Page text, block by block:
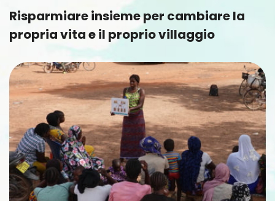
Risparmiare insieme per cambiare la
propria vita e il proprio villaggio